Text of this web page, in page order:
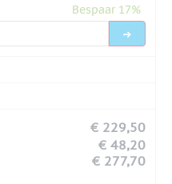
Bespaar 17%
€ 229,50
€ 48,20
€ 277,70